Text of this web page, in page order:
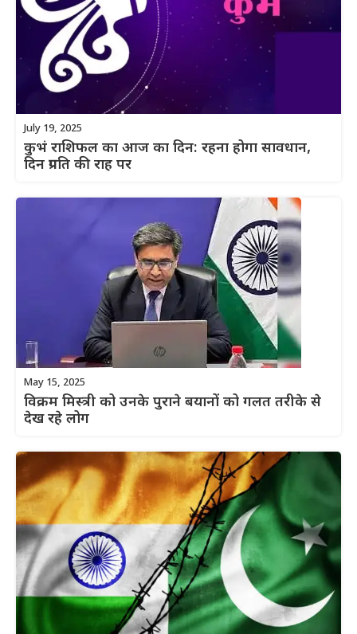
July 19, 2025
कुभं राशिफल का आज का दिन: रहना होगा सावधान,
दिन प्रगति की राह पर
May 15, 2025
विक्रम मिस्त्री को उनके पुराने बयानों को गलत तरीके से
देख रहे लोग